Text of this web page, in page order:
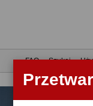
•FAQ•Szukaj•